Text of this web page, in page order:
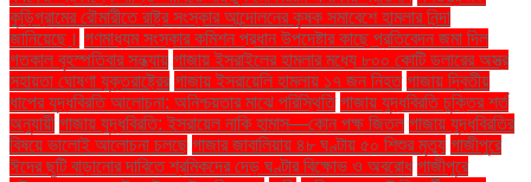
কুড়িগ্রামের রৌমারীতে রাষ্ট্র সংস্কার আন্দোলনের কৃষক সমাবেশে হামলার নিন্দা
জানিয়েছে। গণমাধ্যম সংস্কার কমিশন প্রধান উপদেষ্টার কাছে প্রতিবেদন জমা দিল
গতকাল বৃহস্পতিবার সন্ধ্যায় গাজায় ইসরাইলের হামলার মধ্যে ৮০০ কোটি ডলারের অস্ত্র
সহায়তা ঘোষণা যুক্তরাষ্ট্রের গাজায় ইসরায়েলি হামলায় ১৭ জন নিহত গাজায় দ্বিতীয়
ধাপের যুদ্ধবিরতি আলোচনা: অনিশ্চয়তার মাঝে পরিস্থিতি গাজায় যুদ্ধবিরতি চুক্তির শর্ত
অনুযায়ী গাজায় যুদ্ধবিরতি: ইসরায়েল নাকি হামাস—কোন পক্ষ জিতল গাজায় যুদ্ধবিরতির
বিষয়ে ভালোই আলোচনা চলছে গাজার জাবালিয়ায় ৪৮ ঘণ্টায় ৫০ শিশুর মৃত্যু গাজীপুরে
ঈদের ছুটি বাড়ানোর দাবিতে শ্রমিকদের দেড় ঘণ্টার বিক্ষোভ ও অবরোধ গাজীপুরে